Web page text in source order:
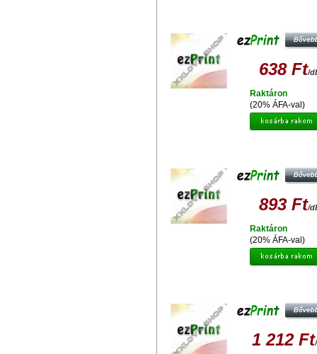
638 Ft/
(20% ÁFA-val)
Raktáron
893 Ft/
(20% ÁFA-val)
Raktáron
1 212 Ft